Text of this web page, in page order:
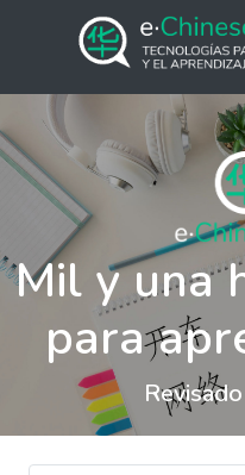
Mil y una
para